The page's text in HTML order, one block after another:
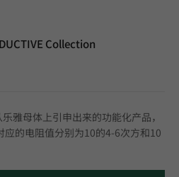
Collection
雅母体上引申出来的功能化产品，
应的电阻值分别为10的4-6次方和10